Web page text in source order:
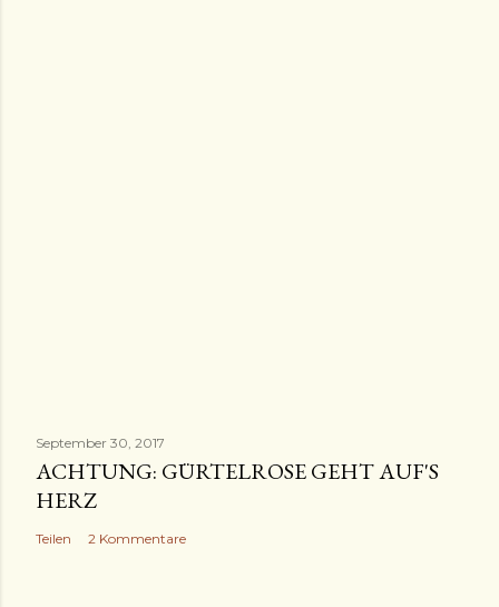
September 30, 2017
ACHTUNG: GÜRTELROSE GEHT AUF'S
HERZ
Teilen 2 Kommentare